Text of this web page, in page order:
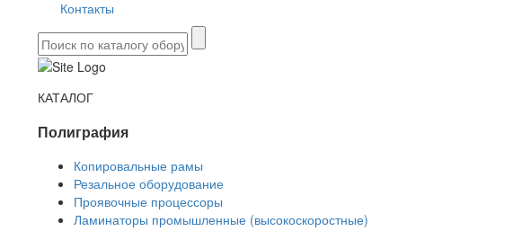
Контакты
КАТАЛОГ
Полиграфия
Копировальные рамы
Резальное оборудование
Проявочные процессоры
Ламинаторы промышленные (высокоскоростные)